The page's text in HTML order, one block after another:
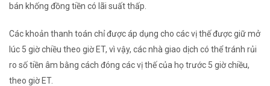
bán khống đồng tiền có lãi suất thấp.
Các khoản thanh toán chỉ được áp dụng cho các vị thế được giữ mở
lúc 5 giờ chiều theo giờ ET, vì vậy, các nhà giao dịch có thể tránh rủi
ro số tiền âm bằng cách đóng các vị thế của họ trước 5 giờ chiều,
theo giờ ET.